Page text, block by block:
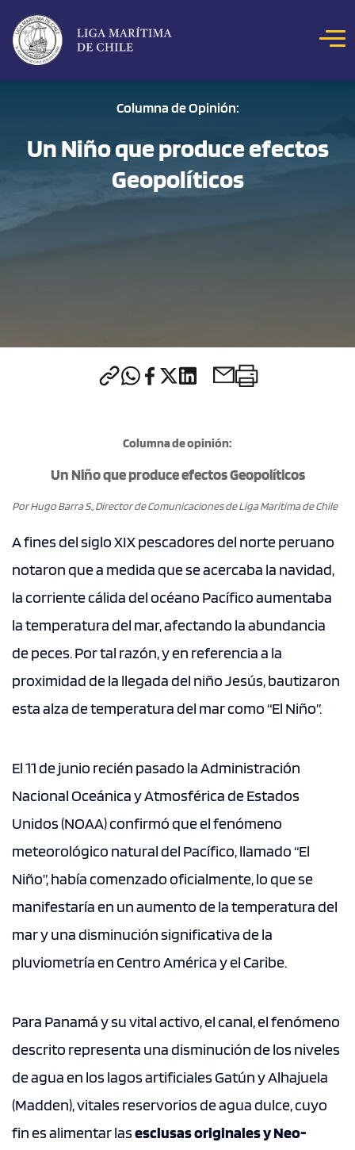
NOTICIAS
REVISTA MAR
Columna de Opinión:
Un Niño que produce efectos
Geopolíticos
Columna de opinión:
Un Niño que produce efectos Geopolíticos
Por Hugo Barra S., Director de Comunicaciones de Liga Marítima de Chile
A fines del siglo XIX pescadores del norte peruano
notaron que a medida que se acercaba la navidad,
la corriente cálida del océano Pacífico aumentaba
la temperatura del mar, afectando la abundancia
de peces. Por tal razón, y en referencia a la
proximidad de la llegada del niño Jesús, bautizaron
esta alza de temperatura del mar como “El Niño”.
El 11 de junio recién pasado la Administración
Nacional Oceánica y Atmosférica de Estados
Unidos (NOAA) confirmó que el fenómeno
meteorológico natural del Pacífico, llamado “El
Niño”, había comenzado oficialmente, lo que se
manifestaría en un aumento de la temperatura del
mar y una disminución significativa de la
pluviometría en Centro América y el Caribe.
Para Panamá y su vital activo, el canal, el fenómeno
descrito representa una disminución de los niveles
de agua en los lagos artificiales Gatún y Alhajuela
(Madden), vitales reservorios de agua dulce, cuyo
fin es alimentar lasesclusas originales y Neo-